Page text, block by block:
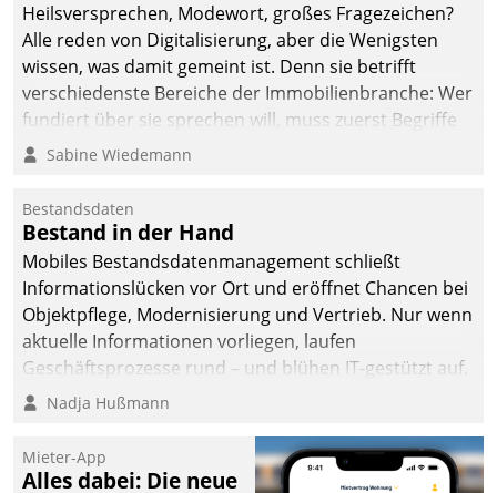
Heilsversprechen, Modewort, großes Fragezeichen?
Alle reden von Digitalisierung, aber die Wenigsten
wissen, was damit gemeint ist. Denn sie betrifft
verschiedenste Bereiche der Immobilienbranche: Wer
fundiert über sie sprechen will, muss zuerst Begriffe
klären. Ein Aspekt ist die betriebliche Optimierung:
Einsparungen durch optimierte und automatisierte
Prozesse. Doch man darf nicht zu viel erwarten: Allein
mit der Einführung einer neuen Software ist es nicht
getan. Die Digitalisierung erfordert von Unternehmen
die Bereitschaft, sich zu überprüfen, zu hinterfragen
und zu verändern.
Sabine Wiedemann
Bestandsdaten
Bestand in der Hand
Mobiles Bestandsdatenmanagement schließt
Informationslücken vor Ort und eröffnet Chancen bei
Objektpflege, Modernisierung und Vertrieb. Nur wenn
aktuelle Informationen vorliegen, laufen
Geschäftsprozesse rund – und blühen IT-gestützt auf.
Nadja Hußmann
Mieter-App
Alles dabei: Die neue